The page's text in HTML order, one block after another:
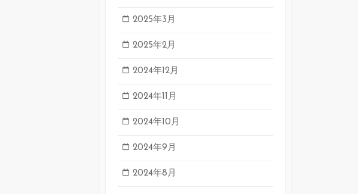
2025年3月
2025年2月
2024年12月
2024年11月
2024年10月
2024年9月
2024年8月